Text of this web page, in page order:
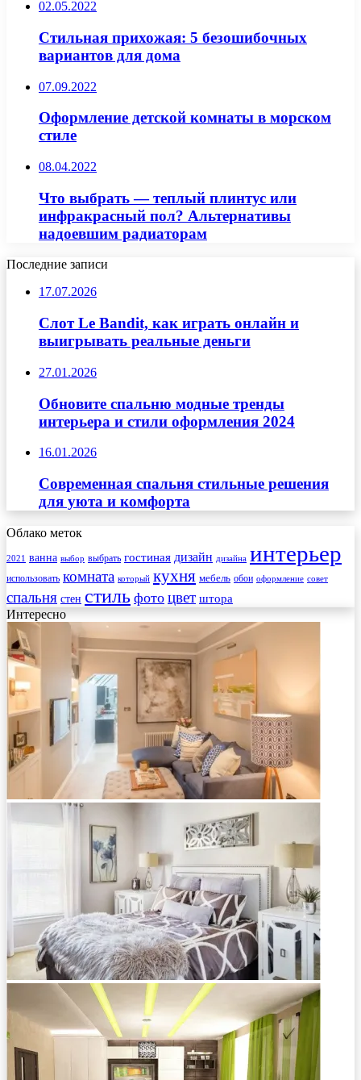
02.05.2022
Стильная прихожая: 5 безошибочных
вариантов для дома
07.09.2022
Оформление детской комнаты в морском
стиле
08.04.2022
Что выбрать — теплый плинтус или
инфракрасный пол? Альтернативы
надоевшим радиаторам
Последние записи
17.07.2026
Слот Le Bandit, как играть онлайн и
выигрывать реальные деньги
27.01.2026
Обновите спальню модные тренды
интерьера и стили оформления 2024
16.01.2026
Современная спальня стильные решения
для уюта и комфорта
Облако меток
2021 ванна выбор выбрать гостиная дизайн дизайна интерьер
использовать комната который кухня мебель обои оформление совет
спальня стен стиль фото цвет штора
Интересно